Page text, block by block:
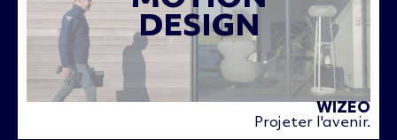
DESIGN
WIZEO
Projeter l'avenir.